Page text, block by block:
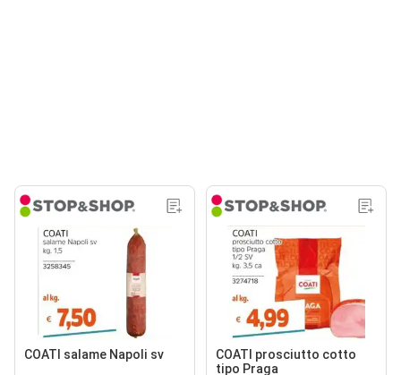
COATI salame Napoli sv
COATI prosciutto cotto
tipo Praga